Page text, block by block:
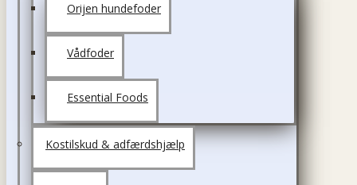
Orijen hundefoder
Vådfoder
Essential Foods
Kostilskud & adfærdshjælp